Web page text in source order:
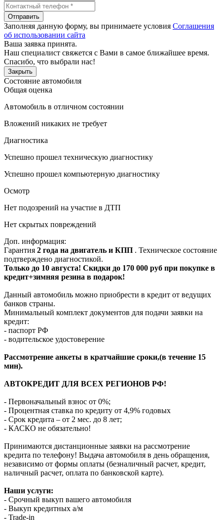
Отправить
Заполняя данную форму, вы принимаете условия Соглашения
об использовании сайта
Ваша заявка принята.
Наш специалист свяжется с Вами в самое ближайшее время.
Спасибо, что выбрали нас!
Закрыть
Состояние автомобиля
Общая оценка
Автомобиль в отличном состоянии
Вложений никаких не требует
Диагностика
Успешно прошел техническую диагностику
Успешно прошел компьютерную диагностику
Осмотр
Нет подозрений на участие в ДТП
Нет скрытых повреждений
Доп. информация:
Гарантия 2 года на двигатель и КПП . Техническое состояние
подтверждено диагностикой.
Только до 10 августа! Скидки до 170 000 руб при покупке в
кредит+зимняя резина в подарок!
Данный автомобиль можно приобрести в кредит от ведущих
банков страны.
Минимальный комплект документов для подачи заявки на
кредит:
- паспорт РФ
- водительское удостоверение
Рассмотрение анкеты в кратчайшие сроки,(в течение 15
мин).
АВТОКРЕДИТ ДЛЯ ВСЕХ РЕГИОНОВ РФ!
- Первоначальный взнос от 0%;
- Процентная ставка по кредиту от 4,9% годовых
- Срок кредита – от 2 мес. до 8 лет;
- КАСКО не обязательно!
Принимаются дистанционные заявки на рассмотрение
кредита по телефону! Выдача автомобиля в день обращения,
независимо от формы оплаты (безналичный расчет, кредит,
наличный расчет, оплата по банковской карте).
Наши услуги:
- Срочный выкуп вашего автомобиля
- Выкуп кредитных а/м
- Trade-in